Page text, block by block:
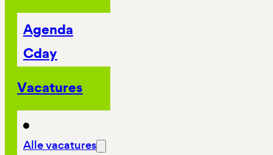
Agenda
Cday
Vacatures
Alle vacatures